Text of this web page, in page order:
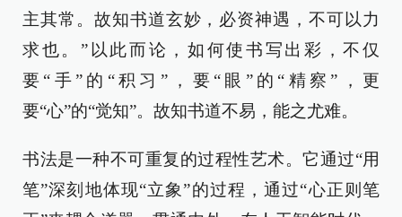
主其常。故知书道玄妙，必资神遇，不可以力
求也。”以此而论，如何使书写出彩，不仅
要“手”的“积习”，要“眼”的“精察”，更
要“心”的“觉知”。故知书道不易，能之尤难。
书法是一种不可重复的过程性艺术。它通过“用
笔”深刻地体现“立象”的过程，通过“心正则笔